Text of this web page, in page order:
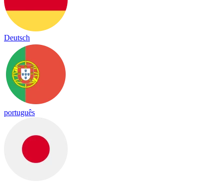
Deutsch
português